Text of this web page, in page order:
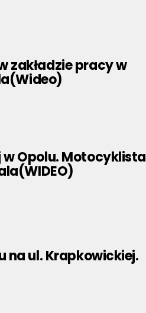
zakładzie pracy w
Opolu. Motocyklista
na ul. Krapkowickiej.